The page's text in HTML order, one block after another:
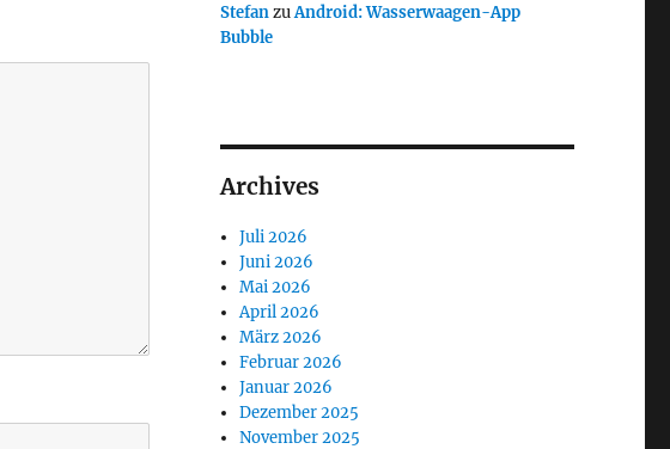
StefanzuAndroid: Wasserwaagen-App
Bubble
Archives
Juli 2026
Juni 2026
Mai 2026
April 2026
März 2026
Februar 2026
Januar 2026
Dezember 2025
November 2025